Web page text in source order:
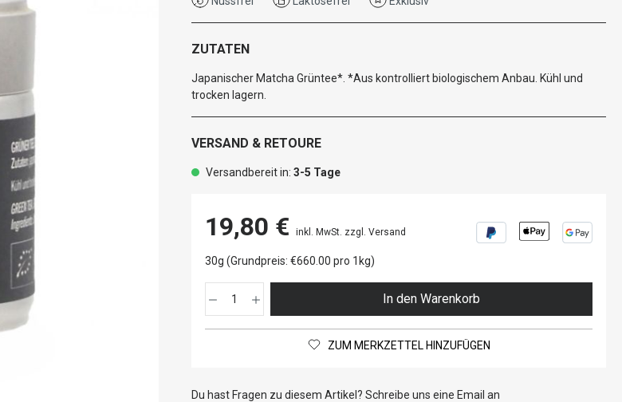
ZUTATEN
Japanischer Matcha Grüntee*. *Aus kontrolliert biologischem Anbau. Kühl und
trocken lagern.
VERSAND & RETOURE
Versandbereit in: 3-5 Tage
19,80 € inkl. MwSt. zzgl. Versand
30g (Grundpreis: €660.00 pro 1kg)
In den Warenkorb
ZUM MERKZETTEL HINZUFÜGEN
Du hast Fragen zu diesem Artikel? Schreibe uns eine Email an